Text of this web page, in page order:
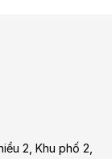
2, Khu phố 2,